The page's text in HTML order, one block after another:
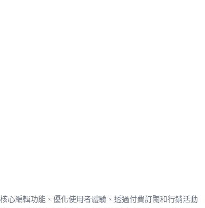
心編輯功能、優化使用者體驗、透過付費訂閱和行銷活動